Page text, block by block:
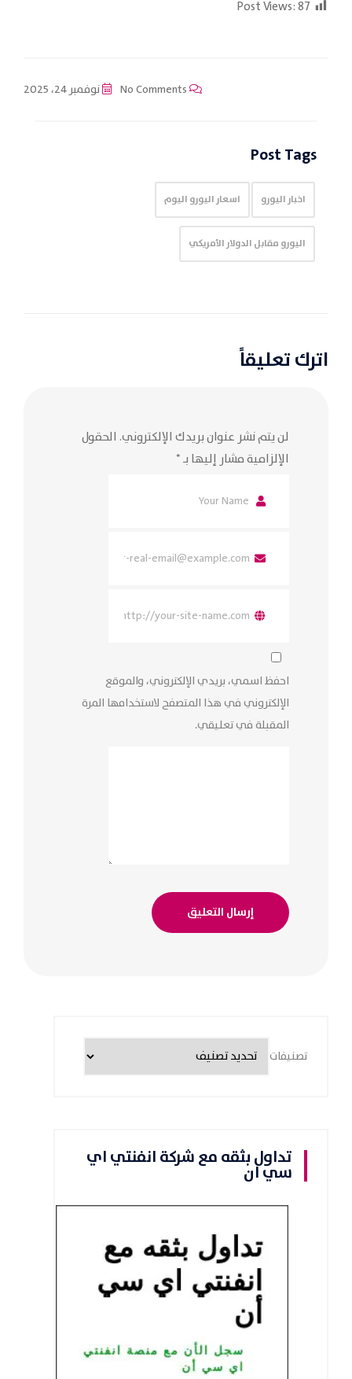
Post Views:87
نوفمبر 24، 2025
Post Tags
اخبار اليورو اسعار اليورو اليوم
اليورو مقابل الدولار الأمريكي
اترك تعليقاً
لن يتم نشر عنوان بريدك الإلكتروني. الحقول
الإلزامية مشار إليها بـ*
احفظ اسمي، بريدي الإلكتروني، والموقع
الإلكتروني في هذا المتصفح لاستخدامها المرة
المقبلة في تعليقي.
تصنيفات
تداول بثقه مع شركة انفنتي اي
سي ان